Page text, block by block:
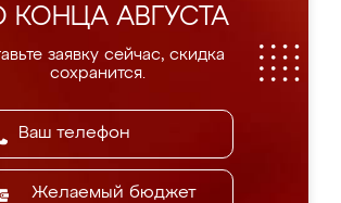
КОНЦА АВГУСТА
заявку сейчас, скидка
сохранится.
Желаемый бюджет